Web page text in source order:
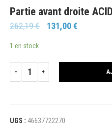
Partie avant droite
262,19€ 131,00€
1 en stock
UGS : 46637722270